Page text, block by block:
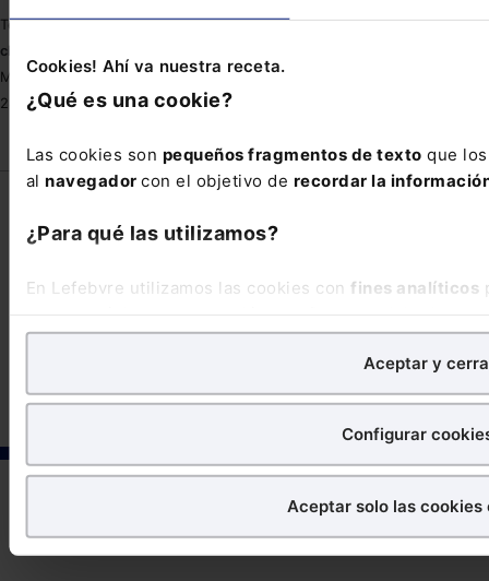
Cookies! Ahí va nuestra receta.
¿Qué es una cookie?
Las cookies son pequeños fragmentos de texto que
al navegador con el objetivo de recordar la
¿Para qué las utilizamos?
En Lefebvre utilizamos las cookies con fines analíticos
contenidos de tu interés.
¿Qué puedes hacer?
las cookies para que tu experiencia en
Puedesaceptar solo las esencialespara denegar
navegador. Si no seleccionas ninguna utilizaremos las
Aceptar y
Configurar
Aceptar solo las cookies
Tel.: 91 210 80 00
clientes@lefebvre.es
Monasterios de Suso y Yuso, 34
28049 Madrid
©Lefebvre 2026. Todos los derechos reservados. Aviso legal|
Condiciones de